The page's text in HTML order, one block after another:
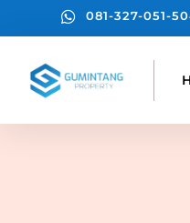
 081-327-051-